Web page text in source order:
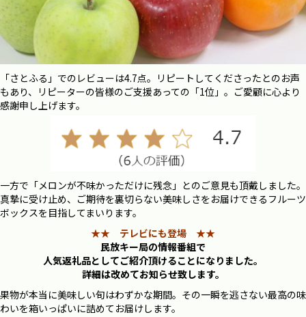
「さとふる」でのレビューは4.7点。リピートしてくださったとのお声
もあり、リピーターの皆様のご支援あっての「1位」。ご愛顧に心より
感謝申し上げます。
一方で「メロンが不味かっただけに残念」とのご意見も頂戴しました。
真摯に受け止め、ご期待を裏切らない美味しさをお届けできるフルーツ
ボックスを目指してまいります。
★★ テレビにも登場 ★★
民放キー局の情報番組で
人気返礼品としてご紹介頂けることになりました。
詳細は改めてお知らせ致します。
果物が本当に美味しい旬はわずかな期間。その一瞬を逃さない最高の味
わいを箱いっぱいに詰めてお届けします。